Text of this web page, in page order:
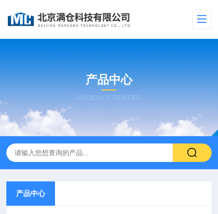
产品中心
PRODUCT CENTER
产品中心